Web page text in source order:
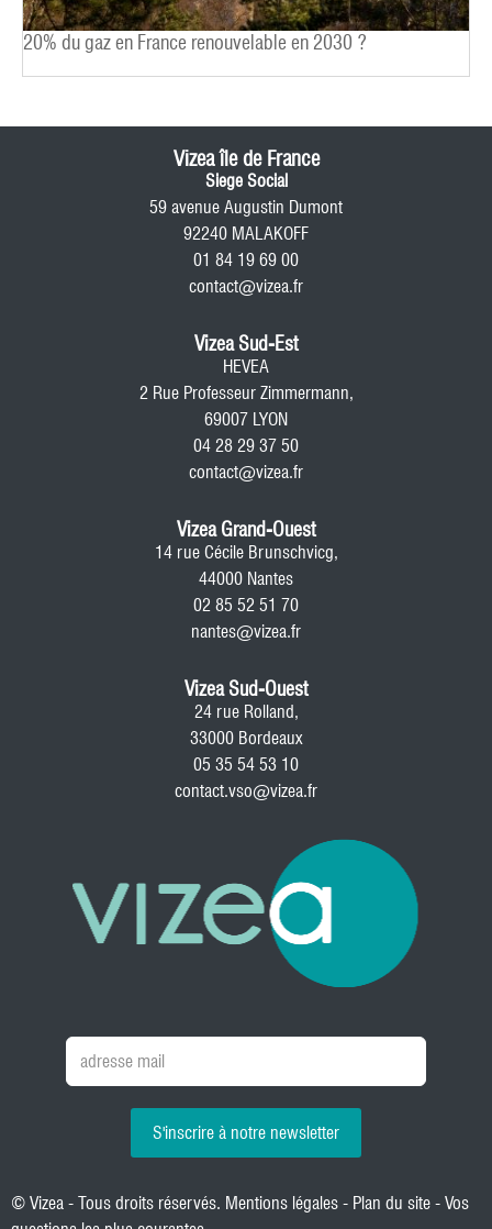
20% du gaz en France renouvelable en 2030 ?
Vizea île de France
Siege Social
59 avenue Augustin Dumont
92240 MALAKOFF
01 84 19 69 00
contact@vizea.fr
Vizea Sud-Est
HEVEA
2 Rue Professeur Zimmermann,
69007 LYON
04 28 29 37 50
contact@vizea.fr
Vizea Grand-Ouest
14 rue Cécile Brunschvicg,
44000 Nantes
02 85 52 51 70
nantes@vizea.fr
Vizea Sud-Ouest
24 rue Rolland,
33000 Bordeaux
05 35 54 53 10
contact.vso@vizea.fr
S'inscrire à notre newsletter
© Vizea - Tous droits réservés. Mentions légales - Plan du site - Vos